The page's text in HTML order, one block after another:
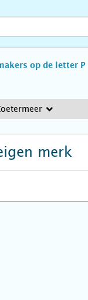
op de letter P
merk